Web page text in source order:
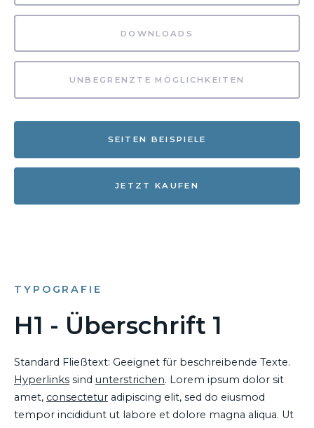
DOWNLOADS
UNBEGRENZTE MÖGLICHKEITEN
SEITEN BEISPIELE
JETZT KAUFEN
TYPOGRAFIE
H1 - Überschrift 1
Standard Fließtext: Geeignet für beschreibende Texte.
Hyperlinks sind unterstrichen. Lorem ipsum dolor sit
amet, consectetur adipiscing elit, sed do eiusmod
tempor incididunt ut labore et dolore magna aliqua. Ut